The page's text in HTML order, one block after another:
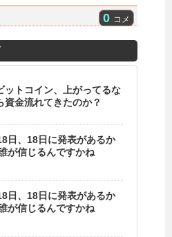
0 コメ
ットコイン、上がってるな
資金流れてきたのか？
日、18日に発表があるか
が信じるんですかね
日、18日に発表があるか
が信じるんですかね